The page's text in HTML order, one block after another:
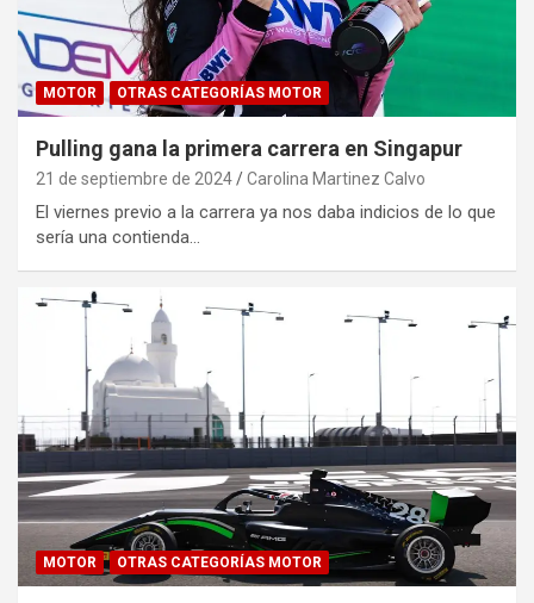
MOTOR OTRAS CATEGORÍAS MOTOR
Pulling gana la primera carrera en Singapur
21 de septiembre de 2024 Carolina Martinez Calvo
El viernes previo a la carrera ya nos daba indicios de lo que
sería una contienda…
MOTOR OTRAS CATEGORÍAS MOTOR